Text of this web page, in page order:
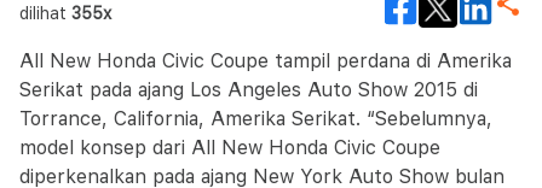
dilihat 355x
All New Honda Civic Coupe tampil perdana di Amerika
Serikat pada ajang Los Angeles Auto Show 2015 di
Torrance, California, Amerika Serikat. “Sebelumnya,
model konsep dari All New Honda Civic Coupe
diperkenalkan pada ajang New York Auto Show bulan